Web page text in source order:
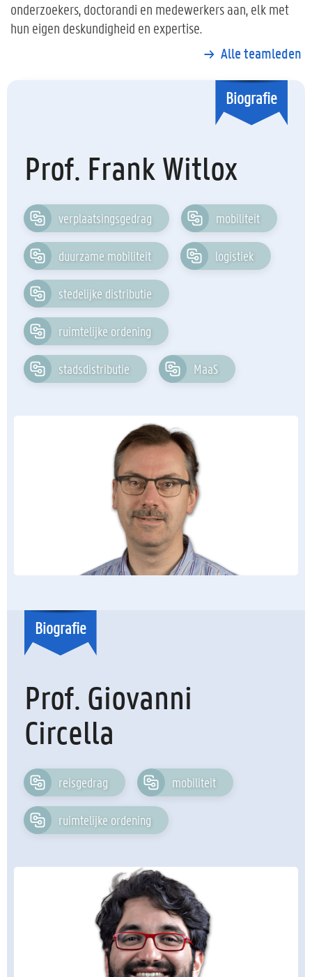
onderzoekers, doctorandi en medewerkers aan, elk met
hun eigen deskundigheid en expertise.
Alle teamleden
Biografie
Prof. Frank Witlox
verplaatsingsgedrag mobiliteit
duurzame mobiliteit logistiek
stedelijke distributie
ruimtelijke ordening
stadsdistributie MaaS
Biografie
Prof. Giovanni
Circella
reisgedrag mobiliteit
ruimtelijke ordening